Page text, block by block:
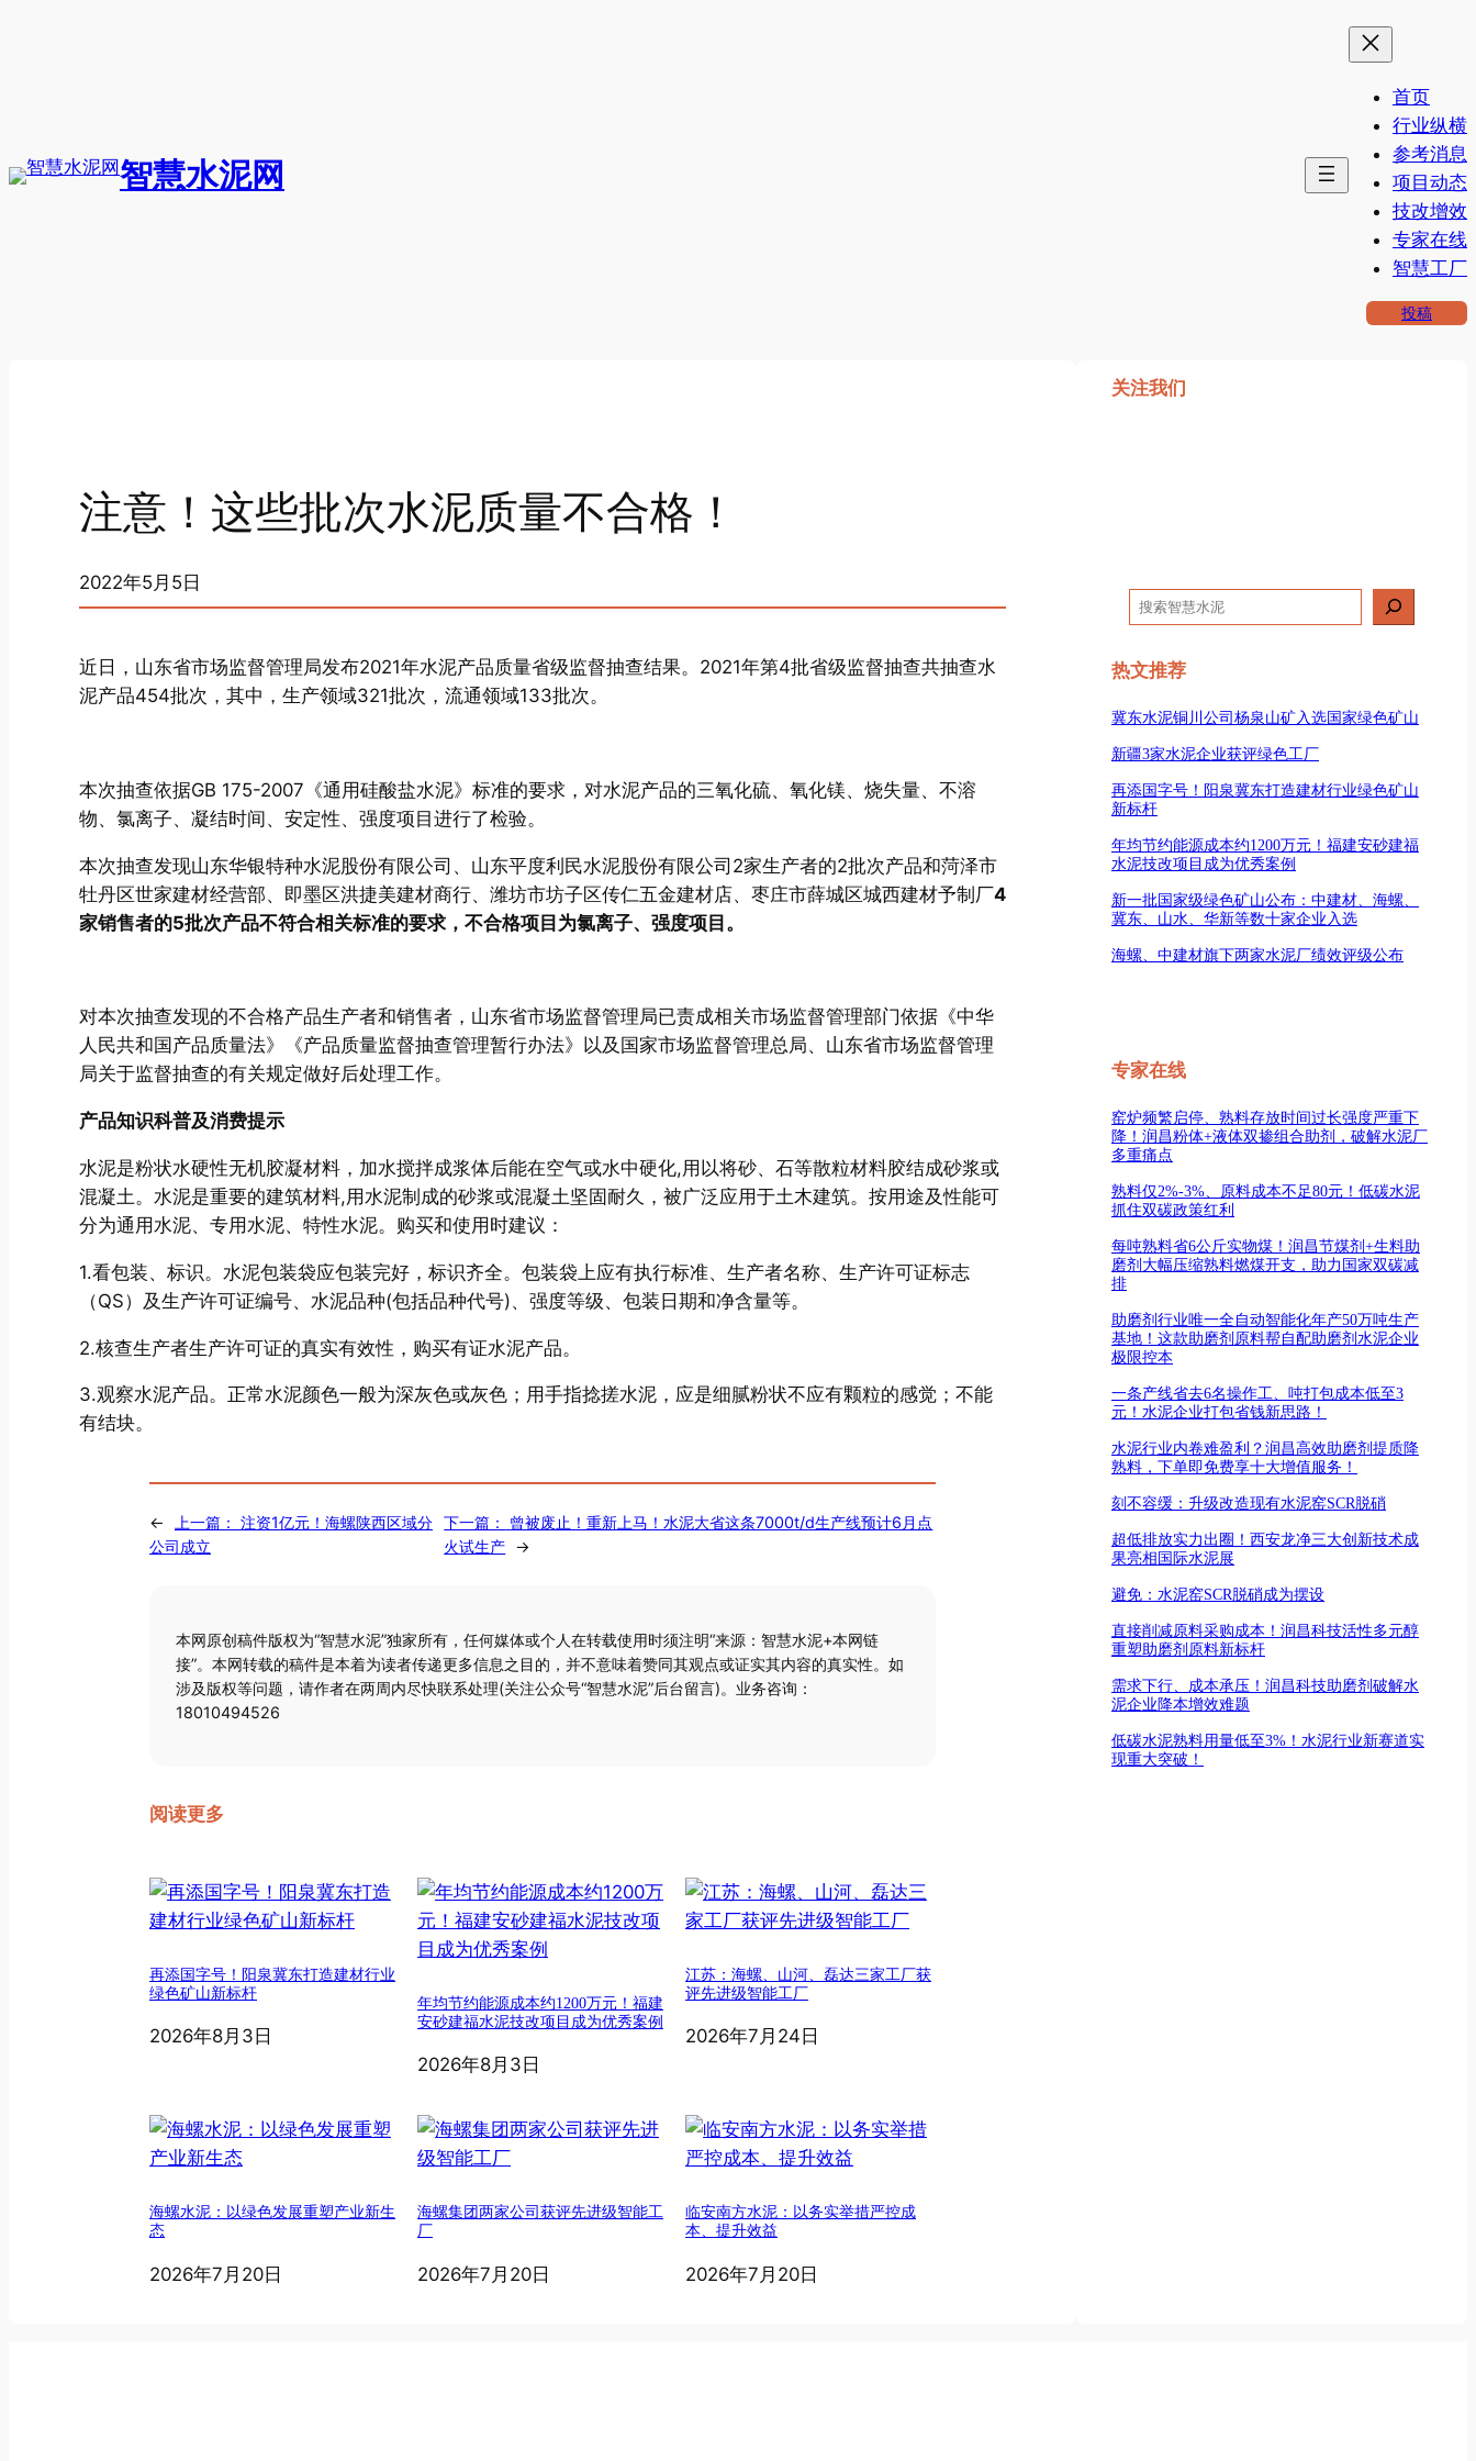
智慧水泥网
首页
行业纵横
参考消息
项目动态
技改增效
专家在线
智慧工厂
投稿
注意！这些批次水泥质量不合格！
2022年5月5日
近日，山东省市场监督管理局发布2021年水泥产品质量省级监督抽查结果。2021年第4批省级监督抽查共抽查水
泥产品454批次，其中，生产领域321批次，流通领域133批次。
本次抽查依据GB 175-2007《通用硅酸盐水泥》标准的要求，对水泥产品的三氧化硫、氧化镁、烧失量、不溶
物、氯离子、凝结时间、安定性、强度项目进行了检验。
本次抽查发现山东华银特种水泥股份有限公司、山东平度利民水泥股份有限公司2家生产者的2批次产品和菏泽市
牡丹区世家建材经营部、即墨区洪捷美建材商行、潍坊市坊子区传仁五金建材店、枣庄市薛城区城西建材予制厂4
家销售者的5批次产品不符合相关标准的要求，不合格项目为氯离子、强度项目。
对本次抽查发现的不合格产品生产者和销售者，山东省市场监督管理局已责成相关市场监督管理部门依据《中华
人民共和国产品质量法》《产品质量监督抽查管理暂行办法》以及国家市场监督管理总局、山东省市场监督管理
局关于监督抽查的有关规定做好后处理工作。
产品知识科普及消费提示
水泥是粉状水硬性无机胶凝材料，加水搅拌成浆体后能在空气或水中硬化,用以将砂、石等散粒材料胶结成砂浆或
混凝土。水泥是重要的建筑材料,用水泥制成的砂浆或混凝土坚固耐久，被广泛应用于土木建筑。按用途及性能可
分为通用水泥、专用水泥、特性水泥。购买和使用时建议：
1.看包装、标识。水泥包装袋应包装完好，标识齐全。包装袋上应有执行标准、生产者名称、生产许可证标志
（QS）及生产许可证编号、水泥品种(包括品种代号)、强度等级、包装日期和净含量等。
2.核查生产者生产许可证的真实有效性，购买有证水泥产品。
3.观察水泥产品。正常水泥颜色一般为深灰色或灰色；用手指捻搓水泥，应是细腻粉状不应有颗粒的感觉；不能
有结块。
← 上一篇： 注资1亿元！海螺陕西区域分
公司成立
下一篇：
曾被废止！重新上马！水泥大省这条7000t/d生产线预计6月点
火试生产 →
本网原创稿件版权为“智慧水泥”独家所有，任何媒体或个人在转载使用时须注明“来源：智慧水泥+本网链
接”。本网转载的稿件是本着为读者传递更多信息之目的，并不意味着赞同其观点或证实其内容的真实性。如
涉及版权等问题，请作者在两周内尽快联系处理(关注公众号“智慧水泥”后台留言)。业务咨询：
18010494526
阅读更多
再添国字号！阳泉冀东打造建材行业
绿色矿山新标杆
2026年8月3日
年均节约能源成本约1200万元！福建
安砂建福水泥技改项目成为优秀案例
2026年8月3日
江苏：海螺、山河、磊达三家工厂获
评先进级智能工厂
2026年7月24日
海螺水泥：以绿色发展重塑产业新生
态
2026年7月20日
海螺集团两家公司获评先进级智能工
厂
2026年7月20日
临安南方水泥：以务实举措严控成
本、提升效益
2026年7月20日
关注我们
搜
索
热文推荐
冀东水泥铜川公司杨泉山矿入选国家绿色矿山
新疆3家水泥企业获评绿色工厂
再添国字号！阳泉冀东打造建材行业绿色矿山
新标杆
年均节约能源成本约1200万元！福建安砂建福
水泥技改项目成为优秀案例
新一批国家级绿色矿山公布：中建材、海螺、
冀东、山水、华新等数十家企业入选
海螺、中建材旗下两家水泥厂绩效评级公布
专家在线
窑炉频繁启停、熟料存放时间过长强度严重下
降！润昌粉体+液体双掺组合助剂，破解水泥厂
多重痛点
熟料仅2%-3%、原料成本不足80元！低碳水泥
抓住双碳政策红利
每吨熟料省6公斤实物煤！润昌节煤剂+生料助
磨剂大幅压缩熟料燃煤开支，助力国家双碳减
排
助磨剂行业唯一全自动智能化年产50万吨生产
基地！这款助磨剂原料帮自配助磨剂水泥企业
极限控本
一条产线省去6名操作工、吨打包成本低至3
元！水泥企业打包省钱新思路！
水泥行业内卷难盈利？润昌高效助磨剂提质降
熟料，下单即免费享十大增值服务！
刻不容缓：升级改造现有水泥窑SCR脱硝
超低排放实力出圈！西安龙净三大创新技术成
果亮相国际水泥展
避免：水泥窑SCR脱硝成为摆设
直接削减原料采购成本！润昌科技活性多元醇
重塑助磨剂原料新标杆
需求下行、成本承压！润昌科技助磨剂破解水
泥企业降本增效难题
低碳水泥熟料用量低至3%！水泥行业新赛道实
现重大突破！